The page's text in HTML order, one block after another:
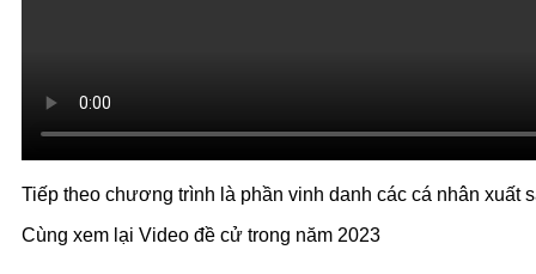
Tiếp theo chương trình là phần vinh danh các cá nhân xuất
Cùng xem lại Video đề cử trong năm 2023